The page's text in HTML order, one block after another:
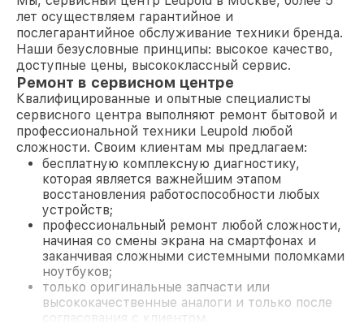
лет осуществляем гарантийное и
послегарантийное обслуживание техники бренда.
Наши безусловные принципы: высокое качество,
доступные цены, высококлассный сервис.
Ремонт в сервисном центре
Квалифицированные и опытные специалисты
сервисного центра выполняют ремонт бытовой и
профессиональной техники Leupold любой
сложности. Своим клиентам мы предлагаем:
бесплатную комплексную диагностику,
которая является важнейшим этапом
восстановления работоспособности любых
устройств;
профессиональный ремонт любой сложности,
начиная со смены экрана на смартфонах и
заканчивая сложными системными поломками
ноутбуков;
только оригинальные запчасти или
высококачественные аналоги и только после
согласования с клиентом.